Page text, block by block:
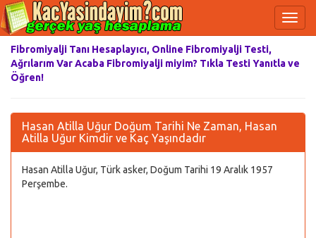
Fibromiyalji Tanı Hesaplayıcı, Online Fibromiyalji Testi,
Ağrılarım Var Acaba Fibromiyalji miyim? Tıkla Testi Yanıtla ve
Öğren!
Hasan Atilla Uğur Doğum Tarihi Ne Zaman, Hasan
Atilla Uğur Kimdir ve Kaç Yaşındadır
Hasan Atilla Uğur, Türk asker, Doğum Tarihi 19 Aralık 1957
Perşembe.